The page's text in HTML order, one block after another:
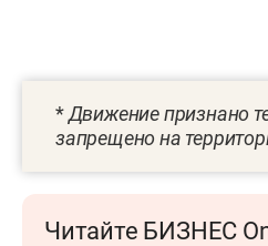
*Движение признано
запрещено на
Читайте БИЗНЕС